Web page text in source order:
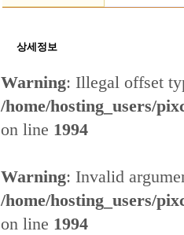
상세정보
Warning: Illegal offset
/home/hosting_users/
on line 1994
Warning: Invalid
/home/hosting_users/
on line 1994